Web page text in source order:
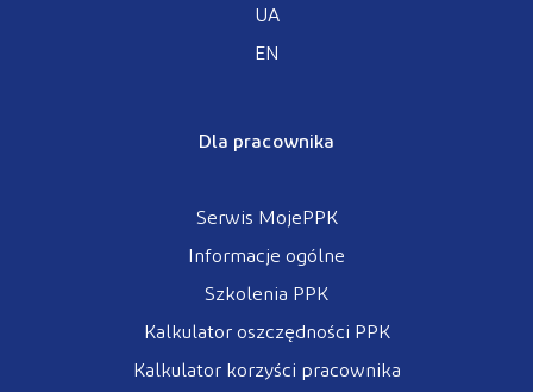
UA
EN
Dla pracownika
Serwis MojePPK
Informacje ogólne
Szkolenia PPK
Kalkulator oszczędności PPK
Kalkulator korzyści pracownika